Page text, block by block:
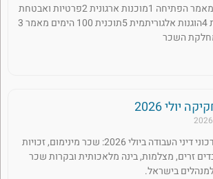
AI במחלקת השכר 0מאמר הפתיחה 1מוכנות ארגונית 2פרטיות ואבטחת
מידע 3אימות תוצאות 4הוגנות אלגוריתמית 5תוכנית 100 הימים מאמר 3
יולי 2026
סקירה מעשית של עדכוני דיני העבודה ביולי 2026: שכר מינימום, זכויות
זרים, מצלמות, בינה מלאכותית ובקרות שכר
בישראל.